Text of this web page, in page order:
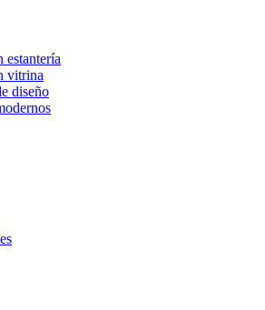
estantería
vitrina
diseño